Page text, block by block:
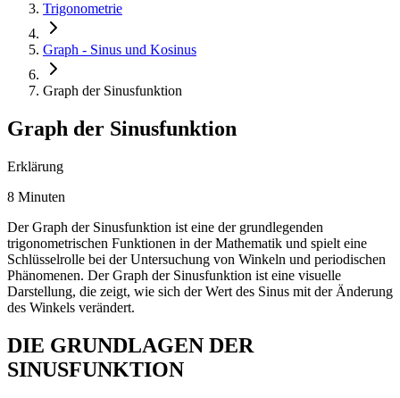
Trigonometrie
Graph - Sinus und Kosinus
Graph der Sinusfunktion
Graph der Sinusfunktion
Erklärung
8 Minuten
Der Graph der Sinusfunktion ist eine der grundlegenden
trigonometrischen Funktionen in der Mathematik und spielt eine
Schlüsselrolle bei der Untersuchung von Winkeln und periodischen
Phänomenen. Der Graph der Sinusfunktion ist eine visuelle
Darstellung, die zeigt, wie sich der Wert des Sinus mit der Änderung
des Winkels verändert.
DIE GRUNDLAGEN DER
SINUSFUNKTION